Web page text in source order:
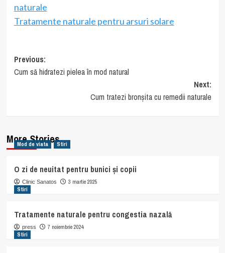
naturale
Tratamente naturale pentru arsuri solare
Post
navigation
Previous:
Cum să hidratezi pielea în mod natural
Next:
Cum tratezi bronșita cu remedii naturale
More Stories
Mod de viata Stiri
O zi de neuitat pentru bunici și copii
Clinic Sanatos
3 martie 2025
Stiri
Tratamente naturale pentru congestia nazală
press
7 noiembrie 2024
Stiri